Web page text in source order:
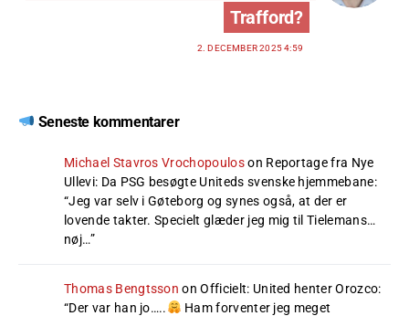
Trafford?
2. DECEMBER 2025 4:59
Seneste kommentarer
Michael Stavros Vrochopouloson Reportage fra Nye
Ullevi: Da PSG besøgte Uniteds svenske hjemmebane:
“Jeg var selv i Gøteborg og synes også, at der er
lovende takter. Specielt glæder jeg mig til Tielemans…
nøj…”
Thomas Bengtsson onOfficielt: United henter Orozco:
“Der var han jo…..
Ham forventer jeg meget